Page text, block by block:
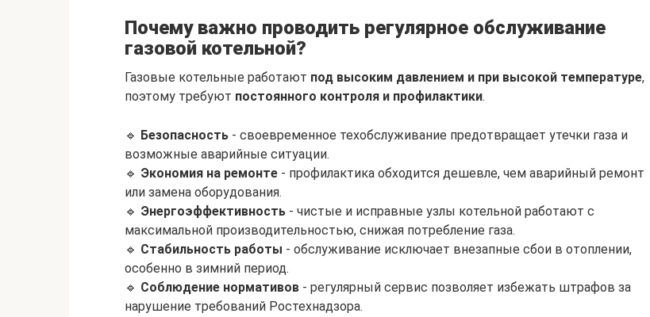
Почему важно проводить регулярное обслуживание
газовой котельной?
Газовые котельные работают под высоким давлением и при высокой температуре,
поэтому требуют постоянного контроля и профилактики.
🔹 Безопасность - своевременное техобслуживание предотвращает утечки газа и
возможные аварийные ситуации.
🔹 Экономия на ремонте - профилактика обходится дешевле, чем аварийный ремонт
или замена оборудования.
🔹 Энергоэффективность - чистые и исправные узлы котельной работают с
максимальной производительностью, снижая потребление газа.
🔹 Стабильность работы - обслуживание исключает внезапные сбои в отоплении,
особенно в зимний период.
🔹 Соблюдение нормативов - регулярный сервис позволяет избежать штрафов за
нарушение требований Ростехнадзора.